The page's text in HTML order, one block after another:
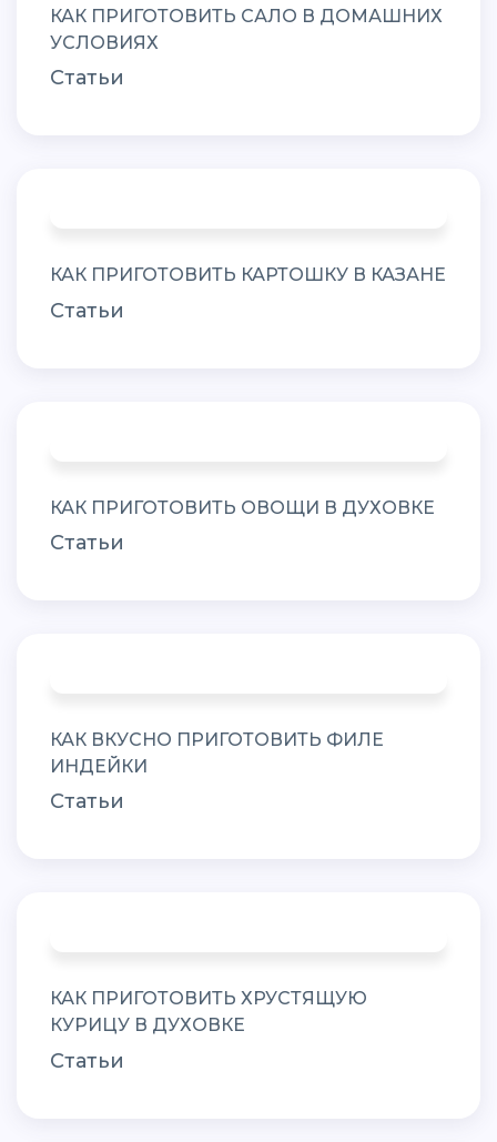
КАК ПРИГОТОВИТЬ САЛО В ДОМАШНИХ
УСЛОВИЯХ
Статьи
КАК ПРИГОТОВИТЬ КАРТОШКУ В КАЗАНЕ
Статьи
КАК ПРИГОТОВИТЬ ОВОЩИ В ДУХОВКЕ
Статьи
КАК ВКУСНО ПРИГОТОВИТЬ ФИЛЕ
ИНДЕЙКИ
Статьи
КАК ПРИГОТОВИТЬ ХРУСТЯЩУЮ
КУРИЦУ В ДУХОВКЕ
Статьи